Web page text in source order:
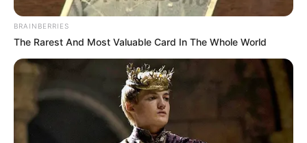
BRAINBERRIES
The Rarest And Most Valuable Card In The Whole World